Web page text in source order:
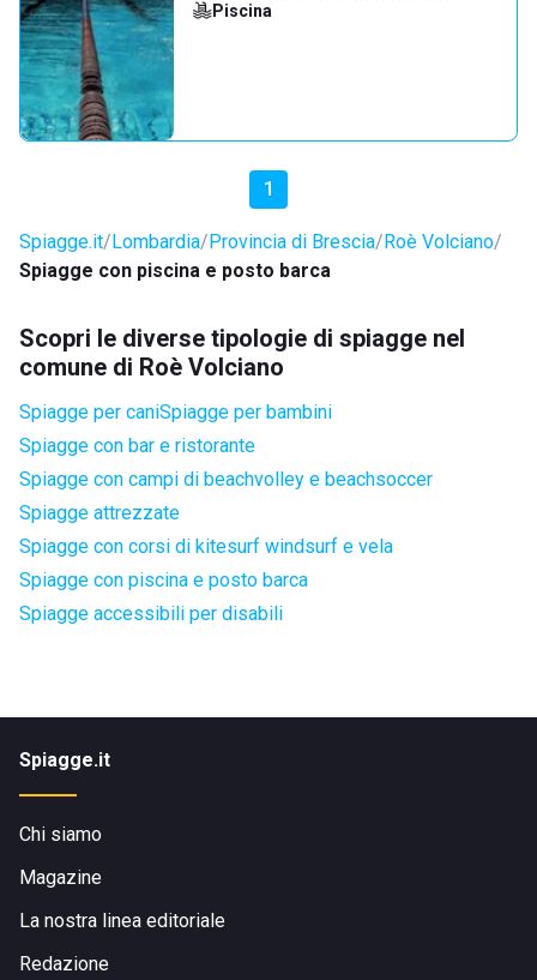
Piscina
1
Spiagge.it Lombardia Provincia di Brescia Roè Volciano
Spiagge con piscina e posto barca
Scopri le diverse tipologie di spiagge nel
comune di Roè Volciano
Spiagge per caniSpiagge per bambini
Spiagge con bar e ristorante
Spiagge con campi di beachvolley e beachsoccer
Spiagge attrezzate
Spiagge con corsi di kitesurf windsurf e vela
Spiagge con piscina e posto barca
Spiagge accessibili per disabili
Spiagge.it
Chi siamo
Magazine
La nostra linea editoriale
Redazione